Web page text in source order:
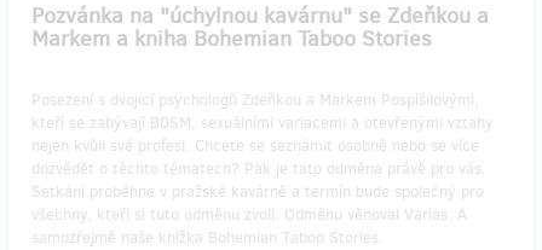
Pozvánka na "úchylnou kavárnu" se Zdeňkou a
Markem a kniha Bohemian Taboo Stories
Posezení s dvojicí psychologů Zdeňkou a Markem Pospíšilovými,
kteří se zabývají BDSM, sexuálními variacemi a otevřenými vztahy
nejen kvůli své profesi. Chcete se seznámit osobně nebo se více
dozvědět o těchto tématech? Pak je tato odměna právě pro vás.
Setkání proběhne v pražské kavárně a termín bude společný pro
všechny, kteří si tuto odměnu zvolí. Odměnu věnoval Varias. A
samozřejmě naše knížka Bohemian Taboo Stories.